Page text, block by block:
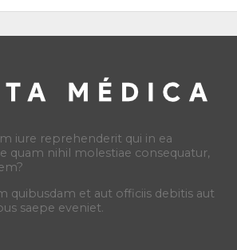
iure reprehenderit qui in ea
quam nihil molestiae consequatur,
quibusdam et aut officiis debitis aut
saepe eveniet.